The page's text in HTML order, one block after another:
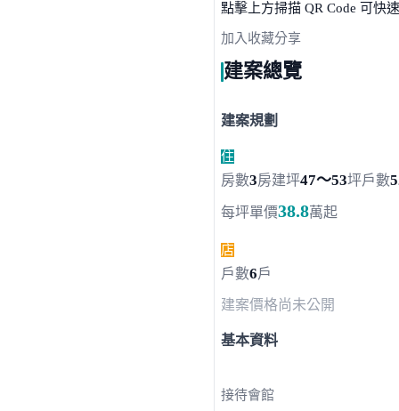
服務時間 10:00～19:00
加入收藏分享
建案總覽
建案規劃
住
房數3房建坪47～53坪戶數
每坪單價38.8萬起
店
戶數6戶
建案價格尚未公開
基本資料
接待會館